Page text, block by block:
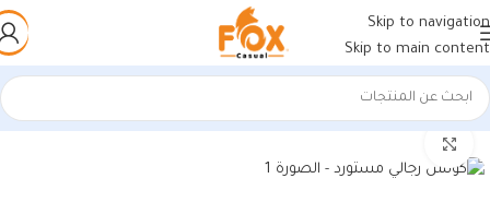
Skip to navigation
Skip to main content
الرئيسية/أحذية رجالي/كوتشي رجالي